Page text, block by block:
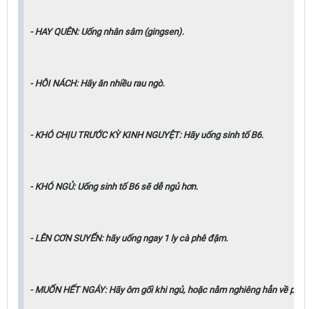
- HAY QUÊN: Uống nhân sâm (gingsen).
- HÔI NÁCH: Hãy ăn nhiều rau ngò.
- KHÓ CHỊU TRƯỚC KỲ KINH NGUYỆT: Hãy uống sinh tố B6.
- KHÓ NGỦ: Uống sinh tố B6 sẽ dễ ngủ hơn.
- LÊN CƠN SUYỂN: hãy uống ngay 1 ly cà phê đậm.
- MUỐN HẾT NGÁY: Hãy ôm gối khi ngủ, hoặc nằm nghiêng hẳn về phía